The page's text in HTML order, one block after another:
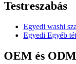
Testreszabás
Egyedi washi
Egyedi Egyéb
OEM és